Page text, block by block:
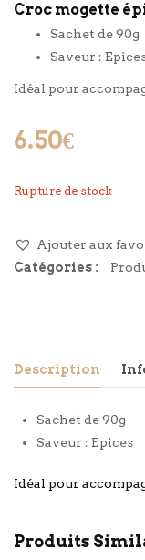
Croc mogette
Sachet de 90g
Saveur :
Idéal pour
6.50€
Rupture de stock
Ajouter aux
Catégories :
Description
Sachet de 90g
Saveur : Epices
Idéal pour
Produits